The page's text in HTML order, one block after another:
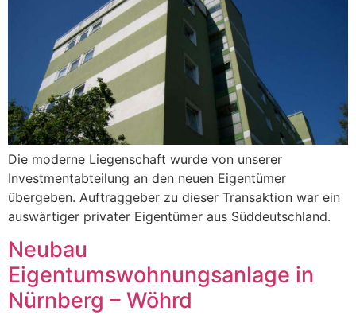
Die moderne Liegenschaft wurde von unserer
Investmentabteilung an den neuen Eigentümer
übergeben. Auftraggeber zu dieser Transaktion war ein
auswärtiger privater Eigentümer aus Süddeutschland.
Neubau
Eigentumswohnungsanlage in
Nürnberg – Wöhrd